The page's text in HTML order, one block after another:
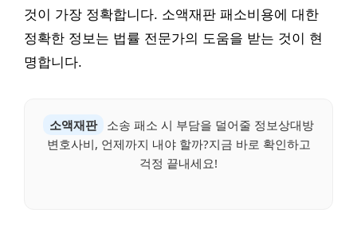
것이 가장 정확합니다. 소액재판 패소비용에 대한
정확한 정보는 법률 전문가의 도움을 받는 것이 현
명합니다.
소액재판
소송 패소 시 부담을 덜어줄 정보상대방
변호사비, 언제까지 내야 할까?지금 바로 확인하고
걱정 끝내세요!